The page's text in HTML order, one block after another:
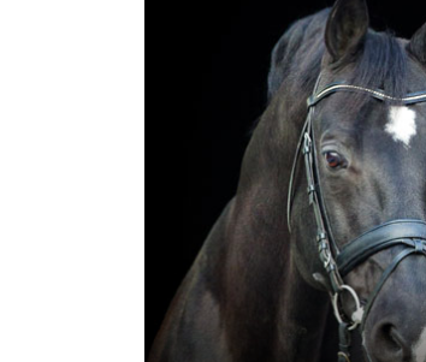
Mehr Info